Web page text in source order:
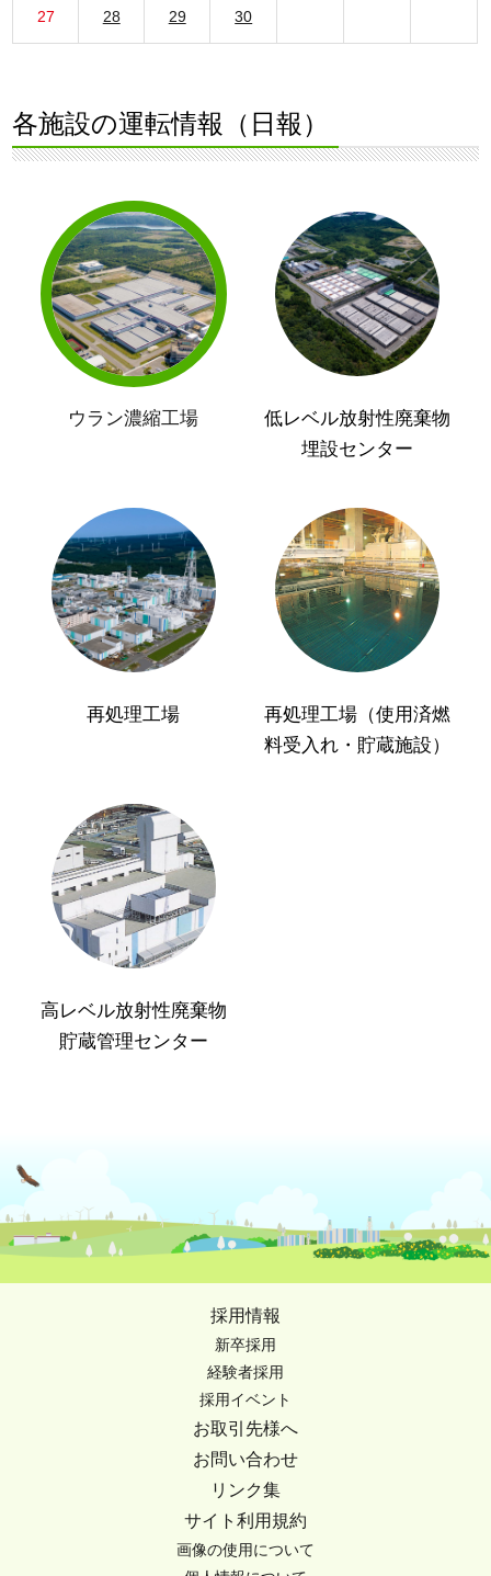
27 28 29 30
各施設の運転情報（日報）
ウラン濃縮工場
低レベル放射性廃棄物
埋設センター
再処理工場
再処理工場（使用済燃
料受入れ・貯蔵施設）
高レベル放射性廃棄物
貯蔵管理センター
採用情報
新卒採用
経験者採用
採用イベント
お取引先様へ
お問い合わせ
リンク集
サイト利用規約
画像の使用について